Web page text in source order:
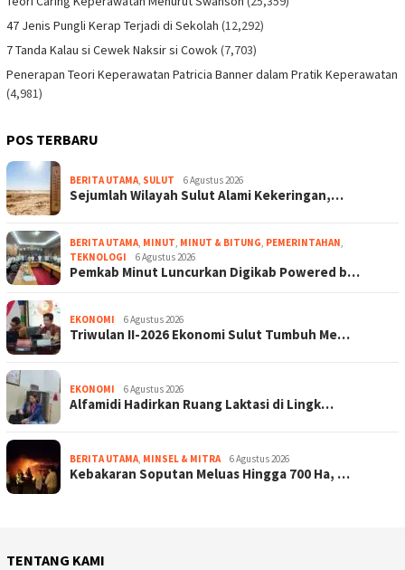
47 Jenis Pungli Kerap Terjadi di Sekolah (12,292)
7 Tanda Kalau si Cewek Naksir si Cowok(7,703)
Penerapan Teori Keperawatan Patricia Banner dalam Pratik Keperawatan
(4,981)
POS TERBARU
BERITA UTAMA SULUT 6 Agustus 2026
Sejumlah Wilayah Sulut Alami Kekeringan,…
BERITA UTAMA MINUT MINUT & BITUNG PEMERINTAHAN
TEKNOLOGI
6 Agustus 2026
Pemkab Minut Luncurkan Digikab Powered b…
EKONOMI 6 Agustus 2026
Triwulan II-2026 Ekonomi Sulut Tumbuh Me…
EKONOMI 6 Agustus 2026
Alfamidi Hadirkan Ruang Laktasi di Lingk…
BERITA UTAMA MINSEL & MITRA 6 Agustus 2026
Kebakaran Soputan Meluas Hingga 700 Ha, …
TENTANG KAMI